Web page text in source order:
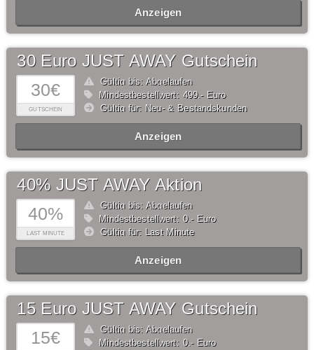
Anzeigen
30€
GUTSCHEIN
30 Euro JUST AWAY Gutschein
Gültig bis: Abgelaufen
Mindestbestellwert: 499,- Euro
Gültig für: Neu- & Bestandskunden
Anzeigen
40%
LAST MINUTE
40% JUST AWAY Aktion
Gültig bis: Abgelaufen
Mindestbestellwert: 0,- Euro
Gültig für: Last Minute
Anzeigen
15€
15 Euro JUST AWAY Gutschein
Gültig bis: Abgelaufen
Mindestbestellwert: 0,- Euro